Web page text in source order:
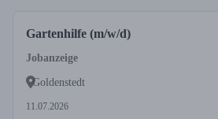
Gartenhilfe (m/w/d)
Jobanzeige
Goldenstedt
11.07.2026